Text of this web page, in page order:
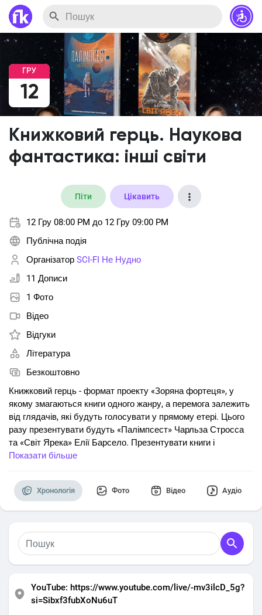
ГРУ
12
Книжковий герць. Наукова
фантастика: інші світи
Піти Цікавить
12 Гру 08:00 PM до 12 Гру 09:00 PM
Публічна подія
Організатор SCI-FI Не Нудно
11 Дописи
1 Фото
Відео
Відгуки
Література
Безкоштовно
Книжковий герць - формат проекту «Зоряна фортеця», у
якому змагаються книги одного жанру, а перемога залежить
від глядачів, які будуть голосувати у прямому етері. Цього
разу презентувати будуть «Палімпсест» Чарльза Стросса
та «Світ Ярека» Елії Барсело. Презентувати книги і
змагатись між собою будуть перекладачі Богдан Стасюк
Тож думаємо цей етер буде вам цікавий.
P.S. Адмін планує дивитись і знову робити апдейти у режимі
#sci_fi_не_нудно
Показати більше
Хронологія Фото Відео Аудіо
YouTube: https://www.youtube.com/live/-mv3ilcD_5g?
si=Sibxf3fubXoNu6uT